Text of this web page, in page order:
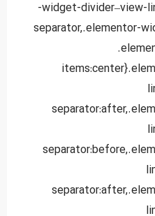
-widget-divider–view-
separator,.elementor-